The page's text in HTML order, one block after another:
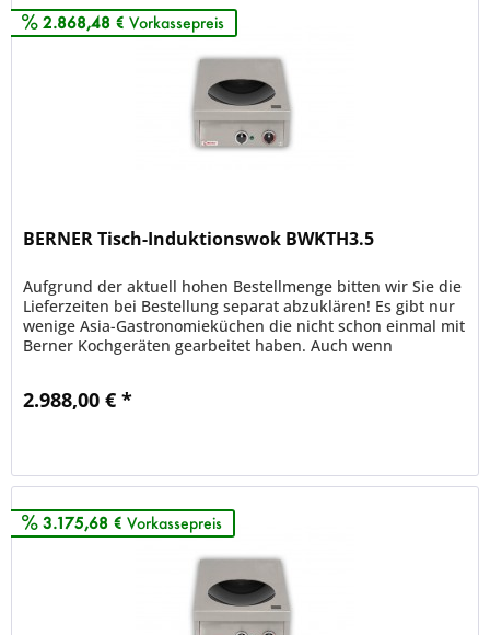
2.868,48 € Vorkassepreis
BERNER Tisch-Induktionswok BWKTH3.5
Aufgrund der aktuell hohen Bestellmenge bitten wir Sie die
Lieferzeiten bei Bestellung separat abzuklären! Es gibt nur
wenige Asia-Gastronomieküchen die nicht schon einmal mit
Berner Kochgeräten gearbeitet haben. Auch wenn
2.988,00 € *
3.175,68 € Vorkassepreis